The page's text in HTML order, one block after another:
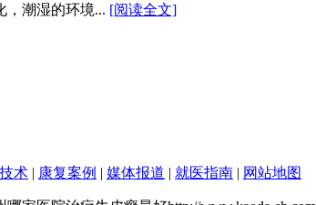
潮湿的环境... [阅读全文]
术 | 康复案例 | 媒体报道 | 就医指南 | 网站地图